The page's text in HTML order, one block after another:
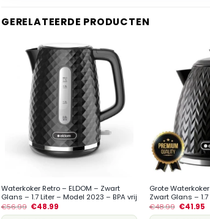
GERELATEERDE PRODUCTEN
Waterkoker Retro – ELDOM – Zwart
Glans – 1.7 Liter – Model 2023 – BPA vrij
€56.99 €48.99
+
Grote
Zwart Glans – 1.7
€48.99 €41.95